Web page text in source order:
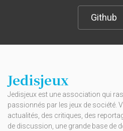
Github
Jedisjeux
Jedisjeux est une association qui
passionnés par les jeux de société.
actualités, des critiques, des
de discussion, une grande base de